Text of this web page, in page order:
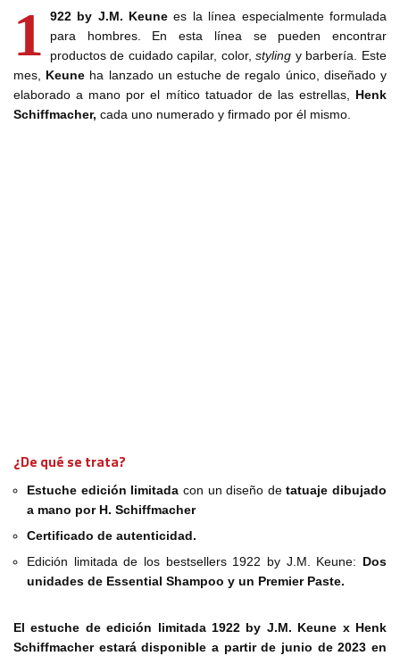
1 922 by J.M. Keunees la línea especialmente formulada
para hombres. En esta línea se pueden encontrar
productos de cuidado capilar, color,styling y barbería. Este
mes, Keune ha lanzado un estuche de regalo único, diseñado y
elaborado a mano por el mítico tatuador de las estrellas,
Henk
Schiffmacher, cada uno numerado y firmado por él mismo.
¿De qué se trata?
Estuche edición limitada con un diseño detatuaje dibujado
a mano por H. Schiffmacher
Certificado de autenticidad.
Edición limitada de los bestsellers 1922 by J.M. Keune:
Dos
unidades de Essential Shampoo y un Premier Paste.
El estuche de edición limitada 1922 by J.M. Keune x Henk
Schiffmacher estará disponible a partir de junio de 2023 en